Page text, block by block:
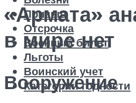
Призыв
Отсрочка
Военный билет
Льготы
Воинский учет
Категории годности
«Армата»
в мире нет
Вооружение